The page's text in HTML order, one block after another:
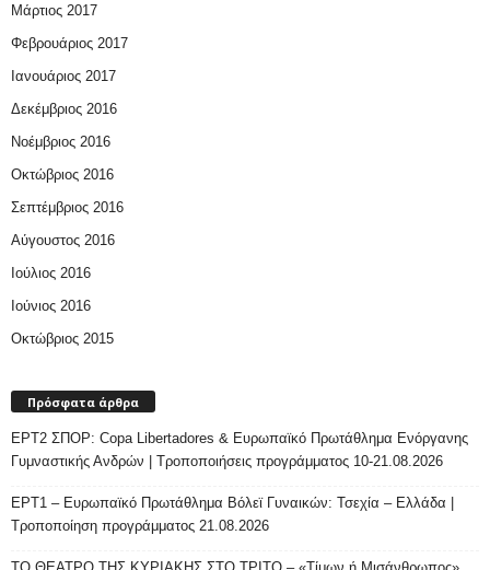
Μάρτιος 2017
Φεβρουάριος 2017
Ιανουάριος 2017
Δεκέμβριος 2016
Νοέμβριος 2016
Οκτώβριος 2016
Σεπτέμβριος 2016
Αύγουστος 2016
Ιούλιος 2016
Ιούνιος 2016
Οκτώβριος 2015
Πρόσφατα άρθρα
ΕΡΤ2 ΣΠΟΡ: Copa Libertadores & Ευρωπαϊκό Πρωτάθλημα Ενόργανης
Γυμναστικής Ανδρών | Τροποποιήσεις προγράμματος 10-21.08.2026
ΕΡΤ1 – Ευρωπαϊκό Πρωτάθλημα Βόλεϊ Γυναικών: Τσεχία – Ελλάδα |
Τροποποίηση προγράμματος 21.08.2026